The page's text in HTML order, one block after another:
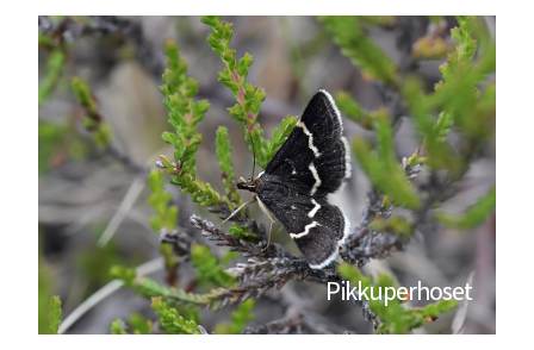
Pikkuperhoset